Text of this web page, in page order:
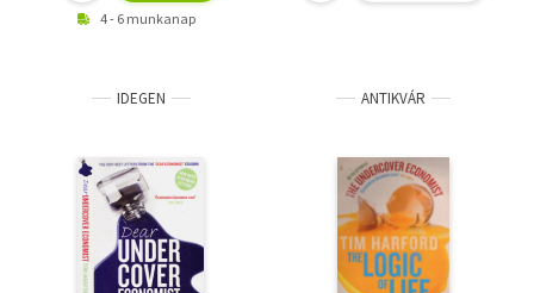
4 - 6 munkanap
IDEGEN ANTIKVÁR